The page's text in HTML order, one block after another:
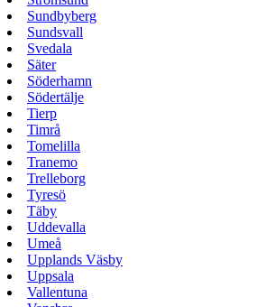
Sundbyberg
Sundsvall
Svedala
Säter
Söderhamn
Södertälje
Tierp
Timrå
Tomelilla
Tranemo
Trelleborg
Tyresö
Täby
Uddevalla
Umeå
Upplands Väsby
Uppsala
Vallentuna